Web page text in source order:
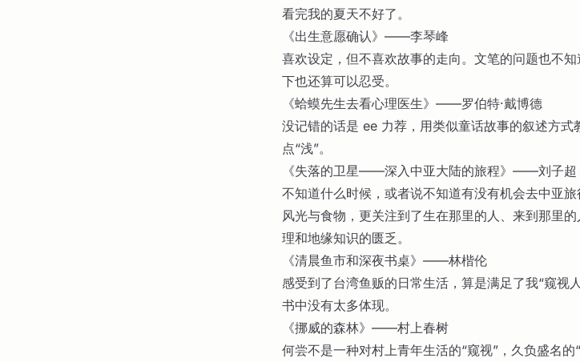
看完我的夏天不好了。
《出生意愿确认》——李琴峰
喜欢设定，但不喜欢故事的走向。文笔的问题也不
下也还算可以忍受。
《蛤蟆先生去看心理医生》——罗伯特·戴博德
没记错的话是 ee 力荐，用类似童话故事的叙述方
点“浅”。
《失落的卫星——深入中亚大陆的旅程》——刘子超
不知道什么时候，或者说不知道有没有机会去中亚
风光与食物，更关注到了生在那里的人、来到那里
理和地缘知识的匮乏。
《清晨鱼市和深夜书桌》——林楷伦
感受到了台湾鱼贩的日常生活，算是满足了我“窥视
书中没有太多体现。
《挪威的森林》——村上春树
何尝不是一种对村上青年生活的“窥视”，久负盛名